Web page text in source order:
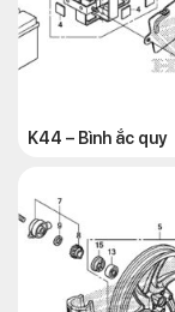
K44 – Bình ắc quy